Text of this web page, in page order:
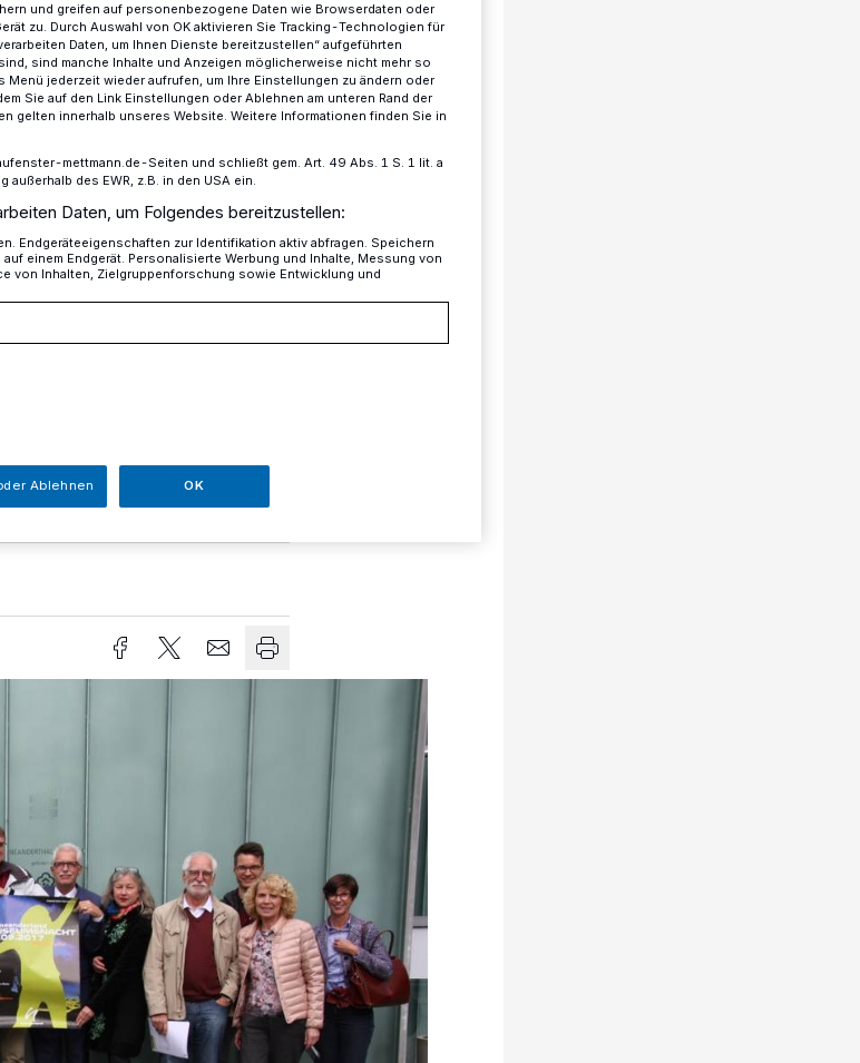
für Nachtbummler
öffnen für
neanderland wieder zur
und greifen auf personenbezogene Daten wie Browserdaten oder
zu. Durch Auswahl von OK aktivieren Sie Tracking-Technologien für
Daten, um Ihnen Dienste bereitzustellen“ aufgeführten
sind manche Inhalte und Anzeigen möglicherweise nicht mehr so
Menü jederzeit wieder aufrufen, um Ihre Einstellungen zu ändern oder
Sie auf den Link Einstellungen oder Ablehnen am unteren Rand der
gelten innerhalb unseres Website. Weitere Informationen finden Sie in
mettmann.de-Seiten und schließt gem. Art. 49 Abs. 1 S. 1 lit. a
außerhalb des EWR, z.B. in den USA ein.
Daten, um Folgendes bereitzustellen:
Endgeräteeigenschaften zur Identifikation aktiv abfragen. Speichern
einem Endgerät. Personalisierte Werbung und Inhalte, Messung von
von Inhalten, Zielgruppenforschung sowie Entwicklung und
Ablehnen OK